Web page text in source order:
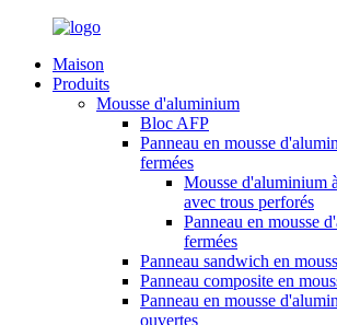
Maison
Produits
Mousse d'aluminium
Bloc AFP
Panneau en mousse
fermées
Mousse d'aluminium
avec trous perforés
Panneau en mousse
fermées
Panneau sandwich en
Panneau composite en
Panneau en mousse
ouvertes